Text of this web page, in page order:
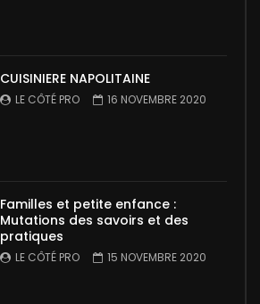
CUISINIERE NAPOLITAINE
LE CÔTÉ PRO 16 NOVEMBRE 2020
Familles et petite enfance :
Mutations des savoirs et des
pratiques
LE CÔTÉ PRO 15 NOVEMBRE 2020